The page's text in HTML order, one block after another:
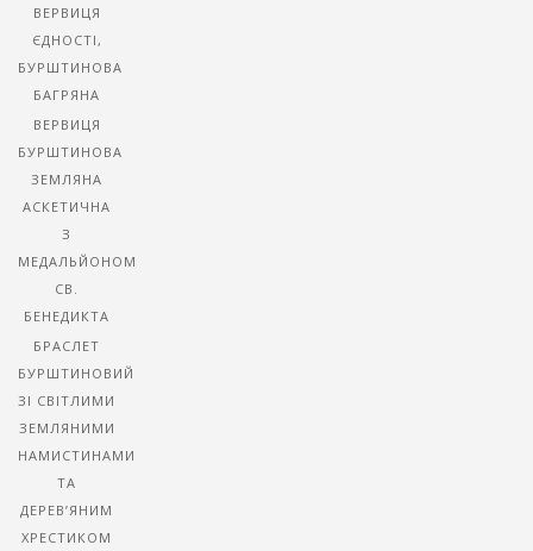
ВЕРВИЦЯ
ЄДНОСТІ,
БУРШТИНОВА
БАГРЯНА
ВЕРВИЦЯ
БУРШТИНОВА
ЗЕМЛЯНА
АСКЕТИЧНА
З
МЕДАЛЬЙОНОМ
СВ.
БЕНЕДИКТА
БРАСЛЕТ
БУРШТИНОВИЙ
ЗІ СВІТЛИМИ
ЗЕМЛЯНИМИ
НАМИСТИНАМИ
ТА
ДЕРЕВ’ЯНИМ
ХРЕСТИКОМ